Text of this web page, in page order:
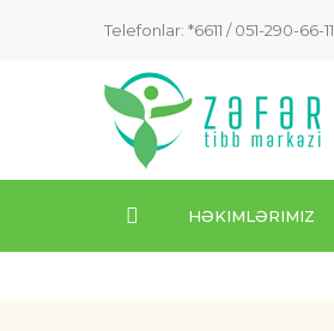
Telefonlar: *6611 /051-290-66-11
HƏKIMLƏRIMIZ